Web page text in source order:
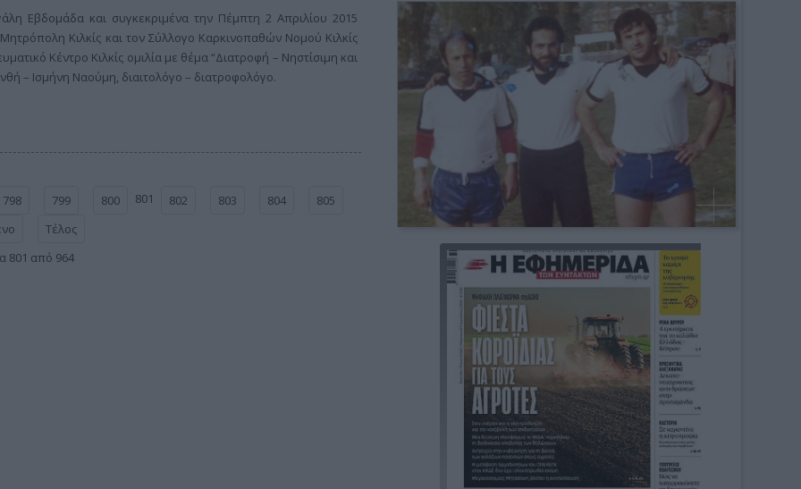
Εβδομάδα και συγκεκριμένα την Πέμπτη 2 Απριλίου 2015
Κιλκίς και τον Σύλλογο Καρκινοπαθών Νομού Κιλκίς
Κέντρο Κιλκίς ομιλία με θέμα “Διατροφή – Νηστίσιμη και
– Ισμήνη Ναούμη, διαιτολόγο – διατροφολόγο.
798 799 800 801 802 803 804
805
Τέλος
801 από 964